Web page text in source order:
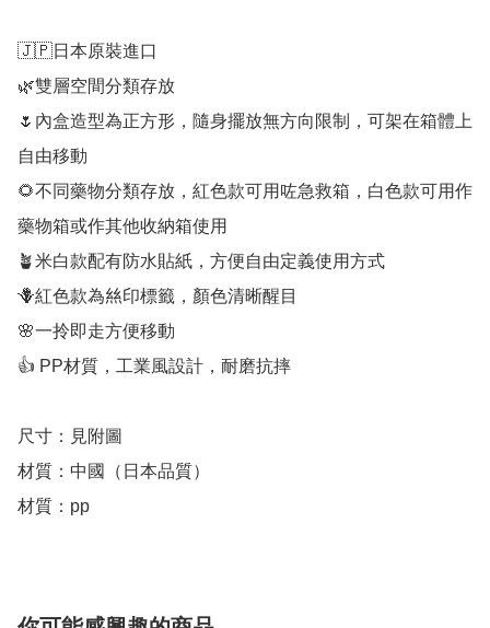
🇯🇵日本原裝進口
🌿雙層空間分類存放
🌷內盒造型為正方形，隨身擺放無方向限制，可架在箱體上
自由移動
🌻不同藥物分類存放，紅色款可用咗急救箱，白色款可用作
藥物箱或作其他收納箱使用
🪴米白款配有防水貼紙，方便自由定義使用方式
🪻紅色款為𢇁印標籤，顏色清晰醒目
🌸一拎即走方便移動
👍 PP材質，工業風設計，耐磨抗摔
尺寸：見附圖
材質：中國（日本品質）
材質：pp